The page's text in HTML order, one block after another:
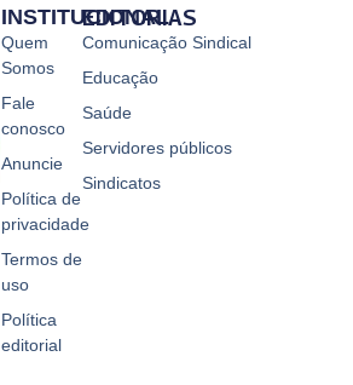
EDITORIAS
Comunicação Sindical
Educação
Saúde
Servidores públicos
Sindicatos
INSTITUCIONAL
Quem
Somos
Fale
conosco
Anuncie
Política de
privacidade
Termos de
uso
Política
editorial